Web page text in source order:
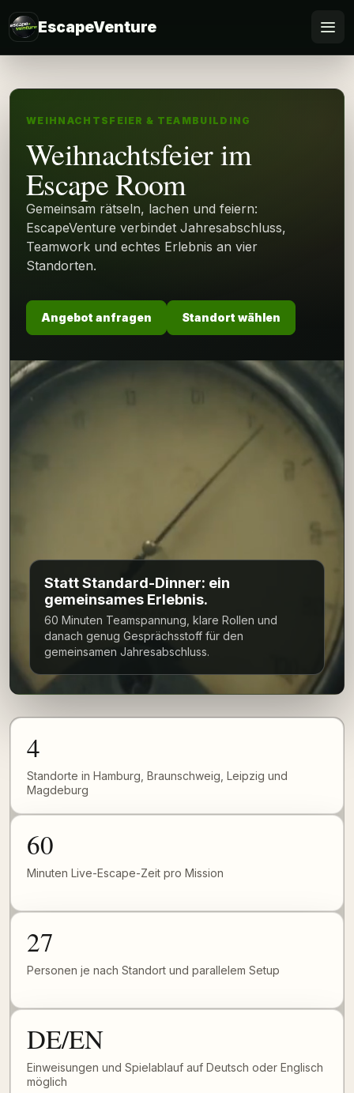
EscapeVenture
Gutschein
Business
@Home
WEIHNACHTSFEIER & TEAMBUILDING
Weihnachtsfeier im
Escape Room
Gemeinsam rätseln, lachen und feiern:
EscapeVenture verbindet Jahresabschluss,
Teamwork und echtes Erlebnis an vier
Standorten.
Angebot anfragen Standort wählen
Statt Standard-Dinner: ein
gemeinsames Erlebnis.
60 Minuten Teamspannung, klare Rollen und
danach genug Gesprächsstoff für den
gemeinsamen Jahresabschluss.
4
Standorte in Hamburg, Braunschweig, Leipzig und
Magdeburg
60
Minuten Live-Escape-Zeit pro Mission
27
Personen je nach Standort und parallelem Setup
DE/EN
Einweisungen und Spielablauf auf Deutsch oder Englisch
möglich